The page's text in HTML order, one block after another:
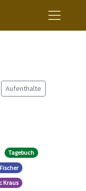
Aufenthalte
Tagebuch
Kraus